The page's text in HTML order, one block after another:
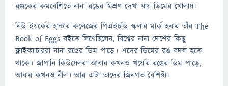
রঞ্জকের কমবেশিতে নানা রঙের মিশ্রণ দেখা যায় ডিমের খোলায়।
নিউ ইয়র্কের হান্টার কলেজের পিএইচডি স্কলার মার্ক হবার তাঁর The
Book of Eggs বইতে লিখেছিলেন, বিশ্বের নানা দেশের কিছু
ফ্লাইক্যাচাররা নানা রঙের ডিম পাড়ে। এদের ডিমের রঙ বদল হতে
থাকে। জাপানি কিউয়েলরা আবার কখনও খয়েরি রঙের ডিম পাড়ে,
আবার কখনও নীল। আর এটা তাদের জিনগত বৈশিষ্ট্য।